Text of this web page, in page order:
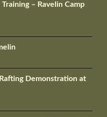
– Ravelin Camp
Demonstration at